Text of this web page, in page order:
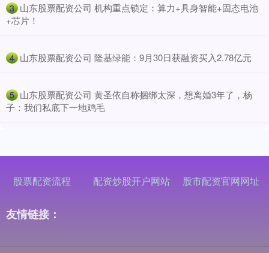
3 ​山东股票配资公司 机构重点锁定：算力+具身智能+固态电池
+芯片！
4 ​山东股票配资公司 隆基绿能：9月30日获融资买入2.78亿元
5 ​山东股票配资公司 黄圣依自称捆绑太深，想离婚3年了，杨
子：我们私底下一地鸡毛
股票配资流程 配资炒股开户网站 股市配资官网网址
友情链接：